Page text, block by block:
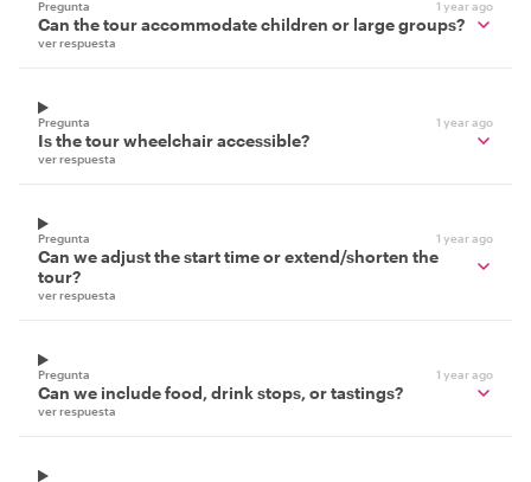
Pregunta 1 year ago
Can the tour accommodate children or large groups?
ver respuesta
Pregunta 1 year ago
Is the tour wheelchair accessible?
ver respuesta
Pregunta 1 year ago
Can we adjust the start time or extend/shorten the
tour?
ver respuesta
Pregunta 1 year ago
Can we include food, drink stops, or tastings?
ver respuesta